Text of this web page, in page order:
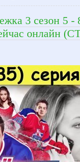
3 сезон 5 -
онлайн